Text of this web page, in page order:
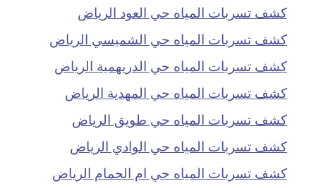
كشف تسربات المياه حي العود الرياض
كشف تسربات المياه حي الشميسي الرياض
كشف تسربات المياه حي الدريهمية الرياض
كشف تسربات المياه حي المهدية الرياض
كشف تسربات المياه حي طويق الرياض
كشف تسربات المياه حي الوادي الرياض
كشف تسربات المياه حي ام الحمام الرياض